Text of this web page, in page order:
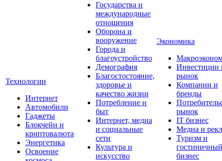
Технологии
Интернет
Автомобили
Гаджеты
Блокчейн и
криптовалюта
Энергетика
Освоение
Государства и
международные
отношения
Оборона и
вооружение
Города и
благоустройство
Демография
Благостостояние,
здоровье и
качество жизни
Потребление и
быт
Интернет, медиа
и социальные
сети
Культура и
искусство
Экономика
Инвестиции
рынок
Компании и
бренды
рынок
IT бизнес
Медиа и
Туризм и
гостиничный
бизнес